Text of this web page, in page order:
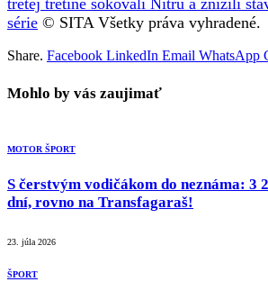
série © SITA Všetky práva vyhradené.
Share. Facebook LinkedIn Email WhatsApp
Mohlo by vás zaujimať
MOTOR ŠPORT
S čerstvým vodičákom do neznáma: 3
dní, rovno na Transfagaraš!
23. júla 2026
ŠPORT